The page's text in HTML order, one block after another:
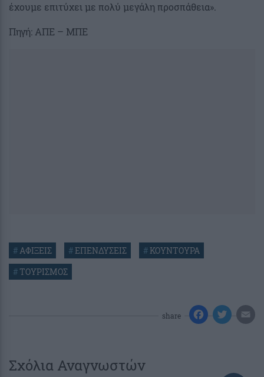
έχουμε επιτύχει με πολύ μεγάλη προσπάθεια».
Πηγή: ΑΠΕ – ΜΠΕ
#ΑΦΙΞΕΙΣ #ΕΠΕΝΔΥΣΕΙΣ #ΚΟΥΝΤΟΥΡΑ
# ΤΟΥΡΙΣΜΟΣ
share
Σχόλια Αναγνωστών